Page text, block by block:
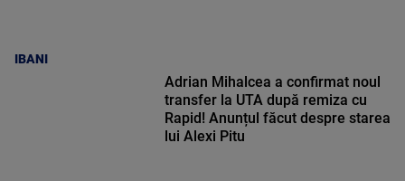
IBANI
Adrian Mihalcea a confirmat noul
transfer la UTA după remiza cu
Rapid! Anunțul făcut despre starea
lui Alexi Pitu